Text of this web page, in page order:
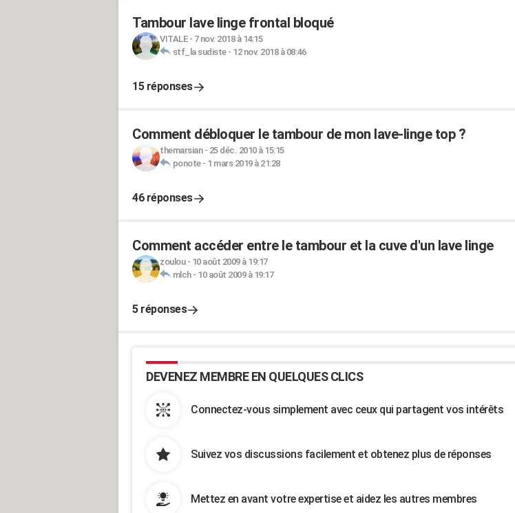
Tambour lave linge frontal bloqué
VITALE- 7 nov. 2018 à 14:15
stf_la sudiste- 12 nov. 2018 à 08:46
15 réponses
Comment débloquer le tambour de mon lave-linge top ?
themarsian- 25 déc. 2010 à 15:15
ponote- 1 mars 2019 à 21:28
46 réponses
Comment accéder entre le tambour et la cuve d'un lave linge
zoulou- 10 août 2009 à 19:17
mlch- 10 août 2009 à 19:17
5 réponses
DEVENEZ MEMBRE EN QUELQUES CLICS
Connectez-vous simplement avec ceux qui partagent vos intérêts
Suivez vos discussions facilement et obtenez plus de réponses
Mettez en avant votre expertise et aidez les autres membres